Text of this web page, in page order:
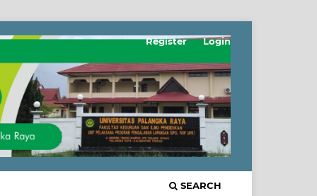
SEARCH
Register Login